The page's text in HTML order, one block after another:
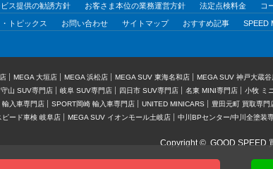
ス提供の勧誘方針
お客さま本位の業務運営方針 法定点検料金
コ
トピックス お問い合わせ サイトマップ おすすめ記事 SPEED
MEGA 大垣店 MEGA 浜松店 MEGA SUV 東海名和店 MEGA SUV 神戸大蔵谷
守山 SUV専門店 岐阜 SUV専門店 四日市 SUV専門店 名東 MINI専門店 小牧 ミ
輸入車専門店 SPORT岡崎 輸入車専門店 UNITED MINICARS 豊田元町 買取専門
ピード車検 岐阜店
MEGA SUV イオンモール土岐店 中川BPセンター/中川全塗装
Copyright © GOOD SPEED